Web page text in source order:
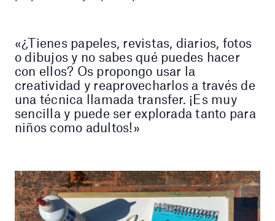
«¿Tienes papeles, revistas, diarios, fotos
o dibujos y no sabes qué puedes hacer
con ellos? Os propongo usar la
creatividad y reaprovecharlos a través de
una técnica llamada transfer. ¡Es muy
sencilla y puede ser explorada tanto para
niños como adultos!»